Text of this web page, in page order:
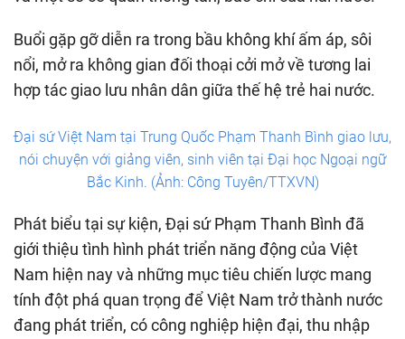
Buổi gặp gỡ diễn ra trong bầu không khí ấm áp, sôi
nổi, mở ra không gian đối thoại cởi mở về tương lai
hợp tác giao lưu nhân dân giữa thế hệ trẻ hai nước.
Đại sứ Việt Nam tại Trung Quốc Phạm Thanh Bình giao lưu,
nói chuyện với giảng viên, sinh viên tại Đại học Ngoại ngữ
Bắc Kinh. (Ảnh: Công Tuyên/TTXVN)
Phát biểu tại sự kiện, Đại sứ Phạm Thanh Bình đã
giới thiệu tình hình phát triển năng động của Việt
Nam hiện nay và những mục tiêu chiến lược mang
tính đột phá quan trọng để Việt Nam trở thành nước
đang phát triển, có công nghiệp hiện đại, thu nhập